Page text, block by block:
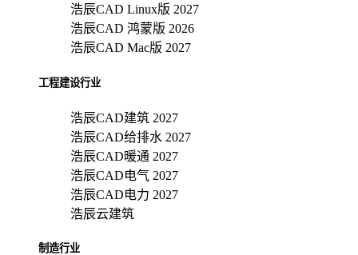
浩辰CAD Linux版 2027
浩辰CAD 鸿蒙版 2026
浩辰CAD Mac版 2027
工程建设行业
浩辰CAD建筑 2027
浩辰CAD给排水 2027
浩辰CAD暖通 2027
浩辰CAD电气 2027
浩辰CAD电力 2027
浩辰云建筑
制造行业